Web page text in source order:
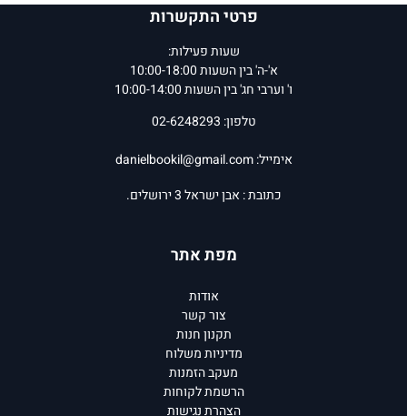
פרטי התקשרות
שעות פעילות:
א'-ה' בין השעות 10:00-18:00
ו' וערבי חג' בין השעות 10:00-14:00
טלפון: 02-6248293
אימייל:danielbookil@gmail.com
כתובת : אבן ישראל 3 ירושלים.
מפת אתר
אודות
צור קשר
תקנון חנות
מדיניות משלוח
מעקב הזמנות
הרשמת לקוחות
הצהרת נגישות